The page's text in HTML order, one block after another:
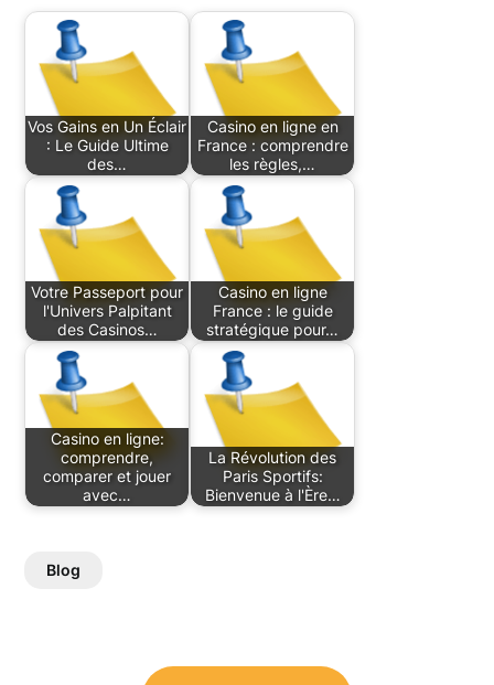
Vos Gains en Un Éclair
: Le Guide Ultime
des…
Casino en ligne en
France : comprendre
les règles,…
Votre Passeport pour
l'Univers Palpitant
des Casinos…
Casino en ligne
France : le guide
stratégique pour…
Casino en ligne:
comprendre,
comparer et jouer
avec…
La Révolution des
Paris Sportifs:
Bienvenue à l'Ère…
Blog